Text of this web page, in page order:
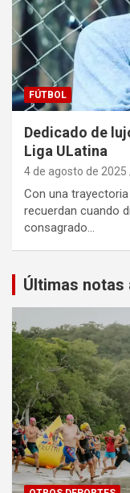
FÚTBOL
Dedicado de
Liga ULatina
4 de agosto de 2025
Con una
recuerdan cuando
consagrado…
Últimas notas